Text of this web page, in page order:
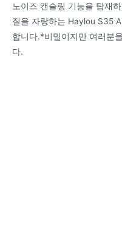
노이즈 캔슬링 기능을 탑재
질을 자랑하는 Haylou S35
합니다.*비밀이지만 여러분
다.